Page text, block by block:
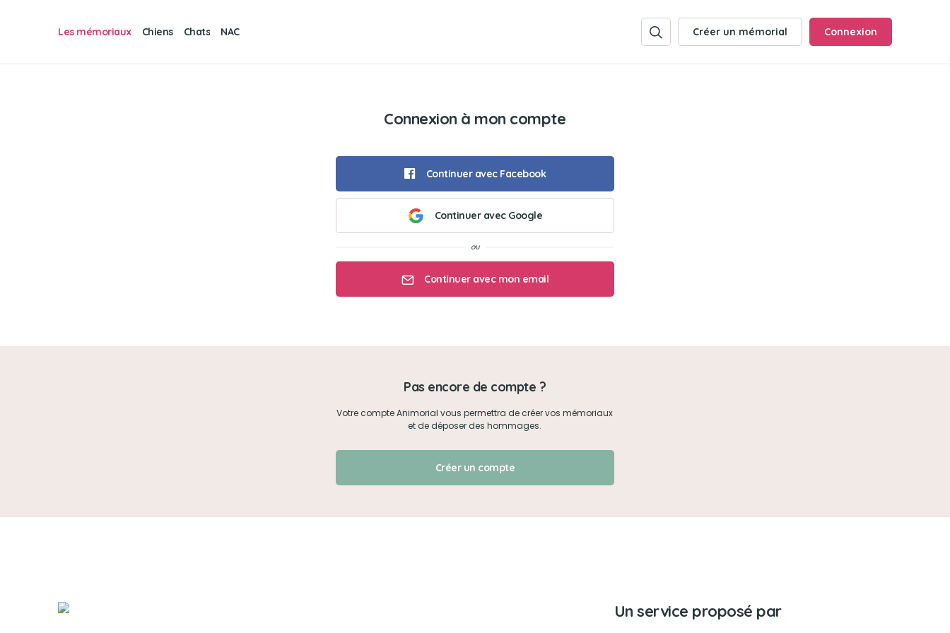
Les mémoriaux Chiens Chats NAC Créer un mémorial Connexion
Connexion à mon compte
Continuer avec Facebook
Continuer avec Google
Continuer avec mon email
Pas encore de compte ?
Votre compte Animorial vous permettra de créer vos mémoriaux
et de déposer des hommages.
Créer un compte
Un service proposé par